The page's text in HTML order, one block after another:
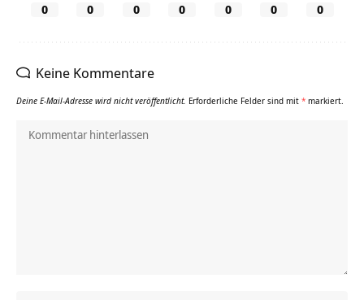
0 0 0 0 0 0 0
Keine Kommentare
Deine E-Mail-Adresse wird nicht veröffentlicht. Erforderliche Felder sind mit * markiert.